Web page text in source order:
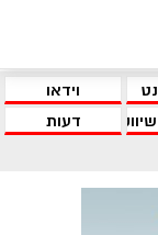
וידאו
דעות